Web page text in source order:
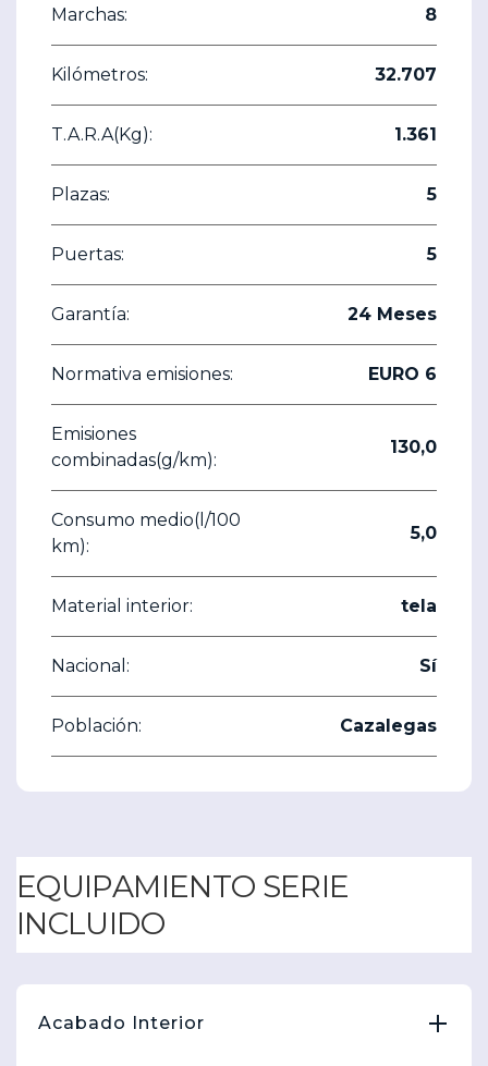
Marchas: 8
Kilómetros: 32.707
T.A.R.A(Kg): 1.361
Plazas: 5
Puertas: 5
Garantía: 24 Meses
Normativa emisiones: EURO 6
Emisiones
combinadas(g/km):
130,0
Consumo medio(l/100
km):
5,0
Material interior: tela
Nacional: Sí
Población: Cazalegas
EQUIPAMIENTO SERIE
INCLUIDO
Acabado Interior